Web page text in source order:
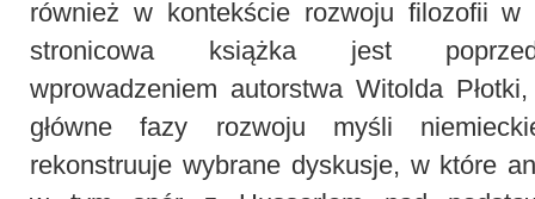
również w kontekście rozwoju filozofii w
stronicowa książka jest
wprowadzeniem autorstwa Witolda
główne fazy rozwoju myśli
rekonstruuje wybrane dyskusje, w które